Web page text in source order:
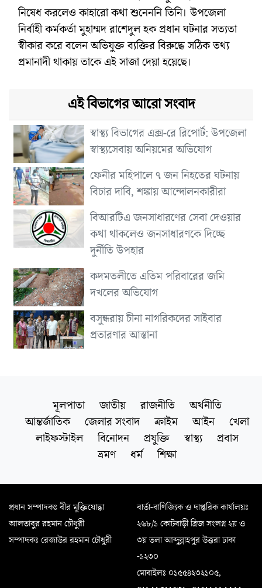
নিষেধ করলেও কাহারো কথা শুনেননি তিনি। উপজেলা
নির্বাহী কর্মকর্তা মুহাম্মদ রাশেদুল হক প্রধান ঘটনার সত্যতা
স্বীকার করে বলেন অভিযুক্ত ব্যক্তির বিরুদ্ধে সঠিক তথ্য
প্রমানাদী থাকায় তাকে এই সাজা দেয়া হয়েছে।
এই বিভাগের আরো সংবাদ
স্বাস্থ্য বিভাগের এক্স-রে রিপোর্ট: উপজেলা
স্বাস্থ্যসেবায় অনিয়মের অভিযোগ
ফেনীর মহিপালে ৭ জন নিহতের ঘটনায়
বিচার দাবি, শঙ্কায় আন্দোলনকারীরা
বিআরটিএ জনসাধারণের সেবা দেওয়ার
কথা থাকলেও জনসাধারণকে দিচ্ছে
দুর্নীতি উপহার
কদমতলীতে এতিম পরিবারের জমি
দখলের অভিযোগ
বসুন্ধরায় চীনা নাগরিকদের সাইবার
প্রতারণার আস্তানা
মূলপাতা জাতীয় রাজনীতি
অর্থনীতি
আন্তর্জাতিক
জেলার সংবাদ ক্রাইম আইন
খেলা
লাইফস্টাইল
বিনোদন প্রযুক্তি স্বাস্থ্য
প্রবাস
ভ্রমণ
ধর্ম শিক্ষা
প্রধান সম্পাদকঃ বীর মুক্তিযোদ্ধা
আলতাবুর রহমান চৌধুরী
সম্পাদকঃ রেজাউর রহমান চৌধুরী
বার্তা-বাণিজ্যিক ও দাপ্তরিক কার্যালয়ঃ
২৬৮/১ কোটবাড়ী ব্রিজ সংলগ্ন ২য় ও
৩য় তলা আব্দুল্লাহপুর উত্তরা ঢাকা
-১২৩০
মোবাইলঃ ০১৫৫৪২৩২১০৫,